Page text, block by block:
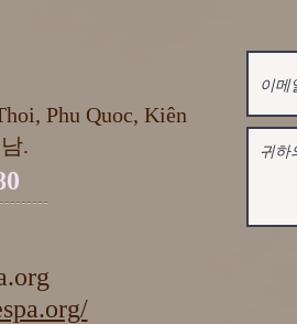
Phu Quoc, Kiên
.